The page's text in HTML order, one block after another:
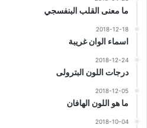
ما معنى القلب البنفسجي
2018-12-18
اسماء الوان غريبة
2018-12-24
درجات اللون البترولى
2018-12-05
ما هو اللون الهافان
2018-10-04